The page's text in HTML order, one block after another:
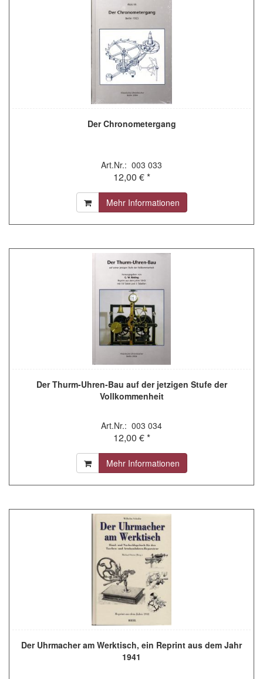
Der Chronometergang
Art.Nr.: 003 033
12,00 € *
Mehr Informationen
Der Thurm-Uhren-Bau auf der jetzigen Stufe der
Vollkommenheit
Art.Nr.: 003 034
12,00 € *
Mehr Informationen
Der Uhrmacher am Werktisch, ein Reprint aus dem Jahr
1941